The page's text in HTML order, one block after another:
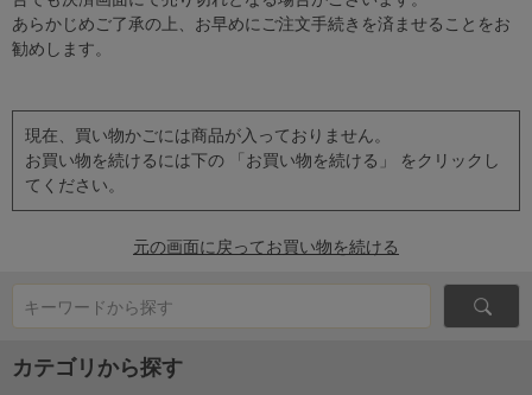
あらかじめご了承の上、お早めにご注文手続きを済ませることをお
勧めします。
現在、買い物かごには商品が入っておりません。
お買い物を続けるには下の 「お買い物を続ける」 をクリックし
てください。
元の画面に戻ってお買い物を続ける
キーワードから探す
カテゴリから探す